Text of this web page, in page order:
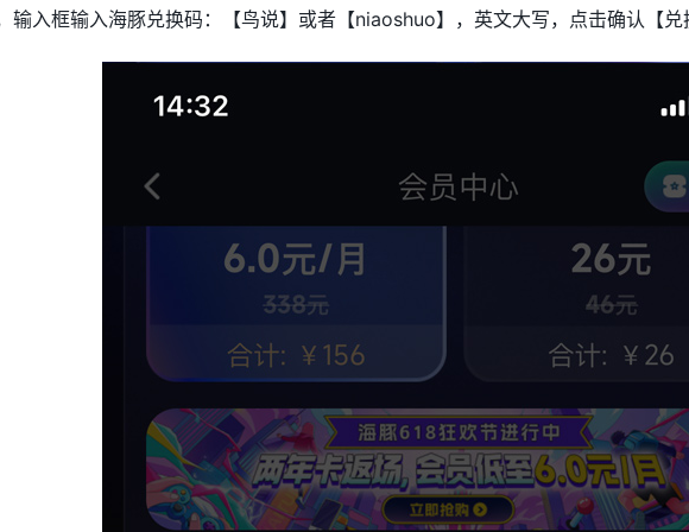
输入框输入海豚兑换码：【鸟说】或者【niaoshuo】，英文大写，点击确认【兑